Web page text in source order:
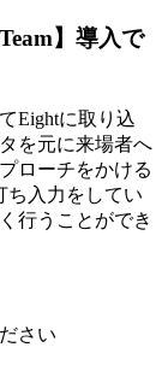
】導入で
Eightに取り込
を元に来場者へ
ローチをかける
ち入力をしてい
行うことができ
さい